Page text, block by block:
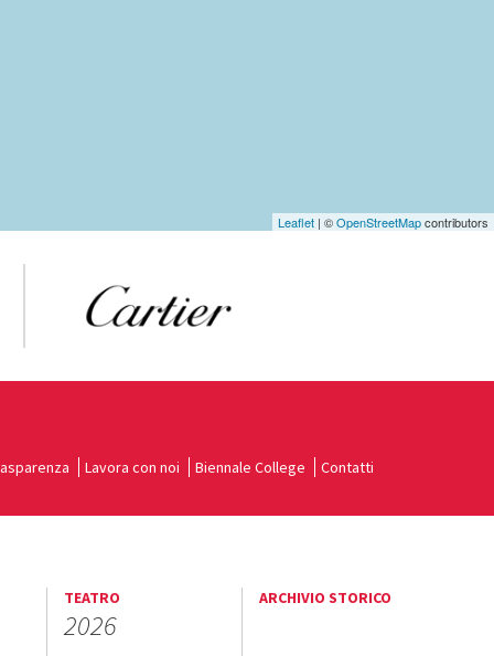
Leaflet | ©OpenStreetMapcontributors
Lavora con noi Biennale College Contatti
TEATRO
2026
ARCHIVIO STORICO